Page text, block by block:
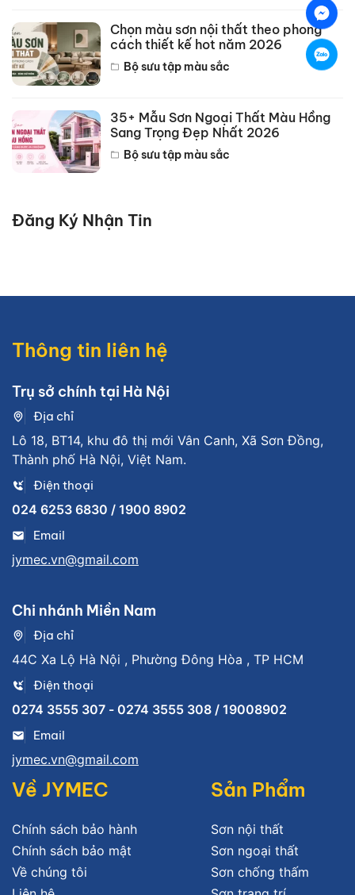
Chọn màu sơn nội thất theo phong
cách thiết kế hot năm 2026
Bộ sưu tập màu sắc
35+ Mẫu Sơn Ngoại Thất Màu Hồng
Sang Trọng Đẹp Nhất 2026
Bộ sưu tập màu sắc
Đăng Ký Nhận Tin
Thông tin liên hệ
Trụ sở chính tại Hà Nội
Địa chỉ
Lô 18, BT14, khu đô thị mới Vân Canh, Xã Sơn Đồng,
Thành phố Hà Nội, Việt Nam.
Điện thoại
024 6253 6830 / 1900 8902
Email
jymec.vn@gmail.com
Chi nhánh Miền Nam
Địa chỉ
44C Xa Lộ Hà Nội , Phường Đông Hòa , TP HCM
Điện thoại
0274 3555 307 - 0274 3555 308 / 19008902
Email
jymec.vn@gmail.com
Về JYMEC
Chính sách bảo hành
Chính sách bảo mật
Về chúng tôi
Sản Phẩm
Sơn nội thất
Sơn ngoại thất
Sơn chống thấm